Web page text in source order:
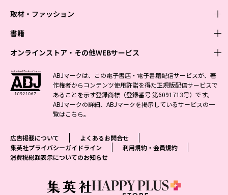
少年マンガ
Vジャンプ
最強ジャンプ
少年ジャンプ+
ジャンプTOON
ジャンプルーキー！
S-MANGA
集英社コミック文庫
青年マンガ
ZEBRACK
S-MANGA
集英社ジャンプリミックス
週刊ヤングジャンプ
ヤングジャンプ定期購読デジタル
となりのヤングジャンプ
少女マンガ
ZEBRACK
S-MANGA
集英社コミック文庫
マーガレット
別冊マーガレット
リマコミ
女性マンガ
ジャンプTOON
集英社コミック文庫
マンガMee公式サイト
リマコミ
取材・ファッション
ファッション・美容
BAILA
MAQUIA
eclat
T JAPAN
MEN'S NON-NO
芸能・情報・スポーツ
週プレNEWS
週プレ グラジャパ!
書籍
文芸・文庫・総合
小説すばる
集英社 文芸ステーション
web 集英社文庫
アジア人物史
学芸・ノンフィクション・新書
1日5分で、明日は変わる よみタイ yomitai
集英社学芸部 - 学芸・ノンフィクション
集英社ビジネス書
集英社新書プラス - 知の水先案内人
kotoba
情報・知識＆オピニオン imidas
ライトノベル・ノベライズ
集英社オレンジ文庫
JUMP j-BOOKS
ダッシュエックス文庫公式サイト
集英社Webマガジン コバルト
集英社の児童図書 S-KIDS.LAND
オンラインストア・その他WEBサービス
オンラインストア
OTO
SHUEISHA MANGA-ART HERITAGE
ジャンプキャラクターズストア
HAPPY PLUS STORE
SHUEISHA VOX
LEEマルシェ
eclat premium
その他WEBサービス
集英社アドナビ
集英社エディターズ・ラボ
ABJマークは、この電子書店・電子書籍配信サービスが、著
作権者からコンテンツ使用許諾を得た正規版配信サービスで
あることを示す登録商標（登録番号 第6091713号）です。
ABJマークの詳細、ABJマークを掲示しているサービスの一
覧はこちら。
広告掲載について
よくあるお問合せ
集英社プライバシーガイドライン
利用規約・会員規約
消費税総額表示についてのお知らせ